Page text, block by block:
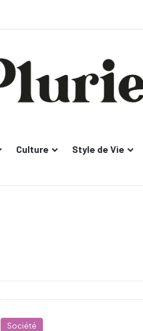
Culture Style de Vie
Société